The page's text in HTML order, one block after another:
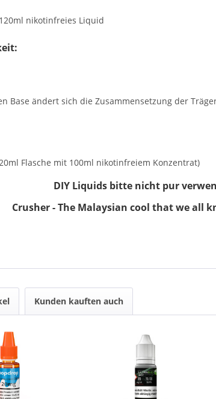
nikotinfreies Liquid
Base ändert sich die Zusammensetzung der
Flasche mit 100ml nikotinfreiem Konzentrat)
DIY Liquids bitte nicht pur
Crusher - The Malaysian cool that we all
Kunden kauften auch